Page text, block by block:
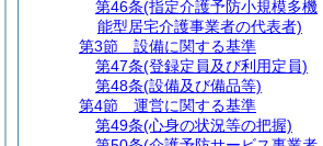
第46条(指定介護予防小規模多機
能型居宅介護事業者の代表者)
第3節
設備に関する基準
第47条(登録定員及び利用定員)
第48条(設備及び備品等)
第4節
運営に関する基準
第49条(心身の状況等の把握)